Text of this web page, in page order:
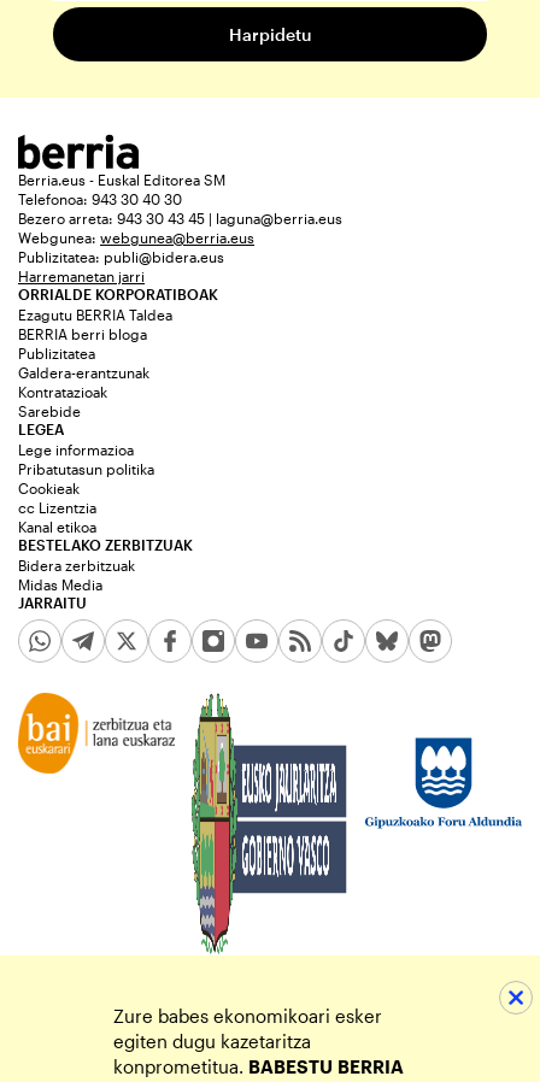
Berria.eus - Euskal Editorea SM
Telefonoa: 943 30 40 30
Bezero arreta: 943 30 43 45 | laguna@berria.eus
Webgunea: webgunea@berria.eus
Publizitatea: publi@bidera.eus
Harremanetan jarri
ORRIALDE KORPORATIBOAK
Ezagutu BERRIA Taldea
BERRIA berri bloga
Publizitatea
Galdera-erantzunak
Kontratazioak
Sarebide
JARRAITU
LEGEA
Lege informazioa
Pribatutasun politika
Cookieak
cc Lizentzia
Kanal etikoa
BESTELAKO ZERBITZUAK
Bidera zerbitzuak
Midas Media
Zure babes ekonomikoari esker
egiten dugu kazetaritza
konprometitua. BABESTU BERRIA